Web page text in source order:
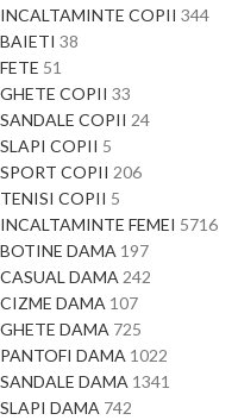
INCALTAMINTE COPII 344
BAIETI 38
FETE 51
GHETE COPII 33
SANDALE COPII 24
SLAPI COPII 5
SPORT COPII 206
TENISI COPII 5
INCALTAMINTE FEMEI 5716
BOTINE DAMA 197
CASUAL DAMA 242
CIZME DAMA 107
GHETE DAMA 725
PANTOFI DAMA 1022
SANDALE DAMA 1341
SLAPI DAMA 742